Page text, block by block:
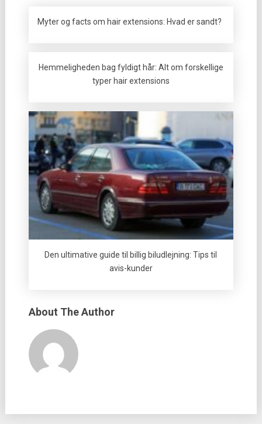
Myter og facts om hair extensions: Hvad er sandt?
Hemmeligheden bag fyldigt hår: Alt om forskellige
typer hair extensions
Den ultimative guide til billig biludlejning: Tips til
avis-kunder
About The Author